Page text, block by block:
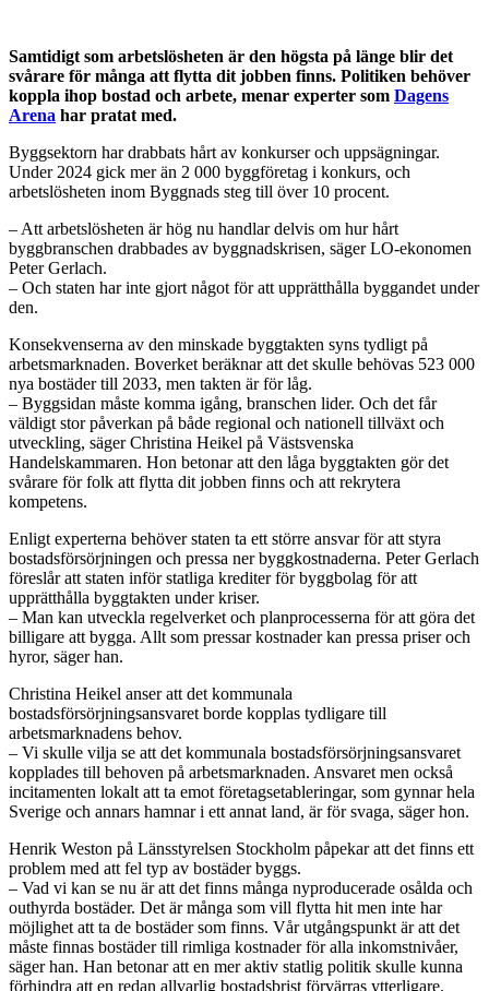
Samtidigt som arbetslösheten är den högsta på länge blir det
svårare för många att flytta dit jobben finns. Politiken behöver
koppla ihop bostad och arbete, menar experter som Dagens
Arena har pratat med.
Byggsektorn har drabbats hårt av konkurser och uppsägningar.
Under 2024 gick mer än 2 000 byggföretag i konkurs, och
arbetslösheten inom Byggnads steg till över 10 procent.
– Att arbetslösheten är hög nu handlar delvis om hur hårt
byggbranschen drabbades av byggnadskrisen, säger LO-ekonomen
Peter Gerlach.
– Och staten har inte gjort något för att upprätthålla byggandet under
den.
Konsekvenserna av den minskade byggtakten syns tydligt på
arbetsmarknaden. Boverket beräknar att det skulle behövas 523 000
nya bostäder till 2033, men takten är för låg.
– Byggsidan måste komma igång, branschen lider. Och det får
väldigt stor påverkan på både regional och nationell tillväxt och
utveckling, säger Christina Heikel på Västsvenska
Handelskammaren. Hon betonar att den låga byggtakten gör det
svårare för folk att flytta dit jobben finns och att rekrytera
kompetens.
Enligt experterna behöver staten ta ett större ansvar för att styra
bostadsförsörjningen och pressa ner byggkostnaderna. Peter Gerlach
föreslår att staten inför statliga krediter för byggbolag för att
upprätthålla byggtakten under kriser.
– Man kan utveckla regelverket och planprocesserna för att göra det
billigare att bygga. Allt som pressar kostnader kan pressa priser och
hyror, säger han.
Christina Heikel anser att det kommunala
bostadsförsörjningsansvaret borde kopplas tydligare till
arbetsmarknadens behov.
– Vi skulle vilja se att det kommunala bostadsförsörjningsansvaret
kopplades till behoven på arbetsmarknaden. Ansvaret men också
incitamenten lokalt att ta emot företagsetableringar, som gynnar hela
Sverige och annars hamnar i ett annat land, är för svaga, säger hon.
Henrik Weston på Länsstyrelsen Stockholm påpekar att det finns ett
problem med att fel typ av bostäder byggs.
– Vad vi kan se nu är att det finns många nyproducerade osålda och
outhyrda bostäder. Det är många som vill flytta hit men inte har
möjlighet att ta de bostäder som finns. Vår utgångspunkt är att det
måste finnas bostäder till rimliga kostnader för alla inkomstnivåer,
säger han. Han betonar att en mer aktiv statlig politik skulle kunna
förhindra att en redan allvarlig bostadsbrist förvärras ytterligare.